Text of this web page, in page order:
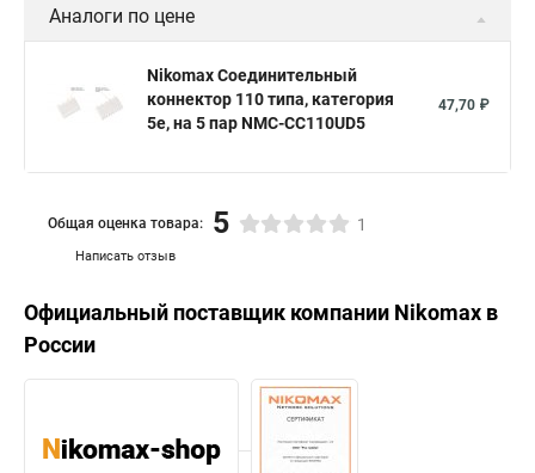
Аналоги по цене
Nikomax Соединительный
коннектор 110 типа, категория
5е, на 5 пар NMC-CC110UD5
47,70 ₽
Написать отзыв
Общая оценка товара: 5 1
Официальный поставщик компании Nikomax в
России